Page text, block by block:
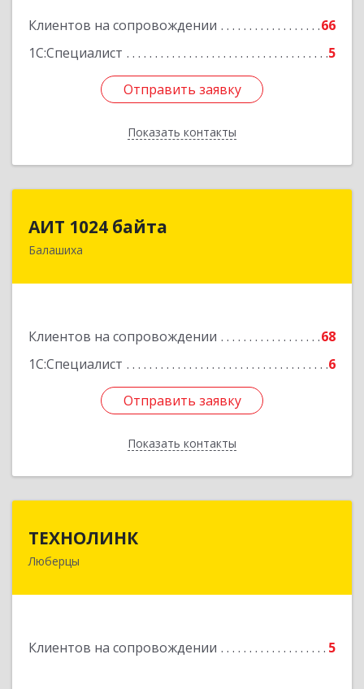
Клиентов на сопровождении
66
1С:Специалист
5
Отправить заявку
Показать контакты
Отправить заявку
Назад
АИТ 1024 байта
Балашиха
Клиентов на сопровождении
68
1С:Специалист
6
Отправить заявку
Показать контакты
143909, Московская обл, Балашиха г, Солнечная
Отправить заявку
Назад
ТЕХНОЛИНК
Люберцы
Клиентов на сопровождении 5
140014, г.Люберцы, Октябрьский просп., д.373